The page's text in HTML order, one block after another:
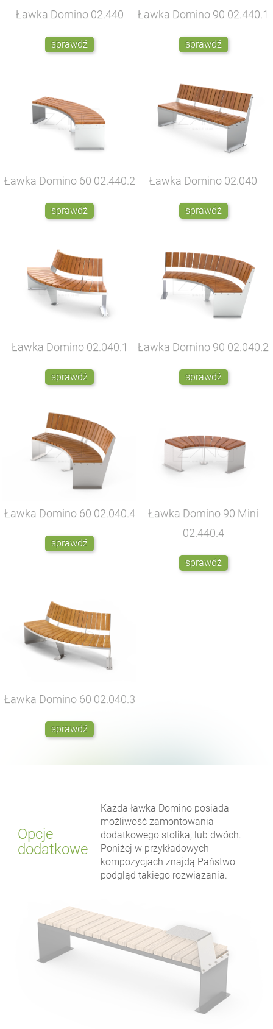
Ławka Domino 02.440
sprawdź
Ławka Domino 90 02.440.1
sprawdź
Ławka Domino 60 02.440.2
sprawdź
Ławka Domino 02.040
sprawdź
Ławka Domino 02.040.1
sprawdź
Ławka Domino 90 02.040.2
sprawdź
Ławka Domino 60 02.040.4
sprawdź
Ławka Domino 90 Mini
02.440.4
sprawdź
Ławka Domino 60 02.040.3
sprawdź
Opcje
dodatkowe
Każda ławka Domino posiada
możliwość zamontowania
dodatkowego stolika, lub dwóch.
Poniżej w przykładowych
kompozycjach znajdą Państwo
podgląd takiego rozwiązania.